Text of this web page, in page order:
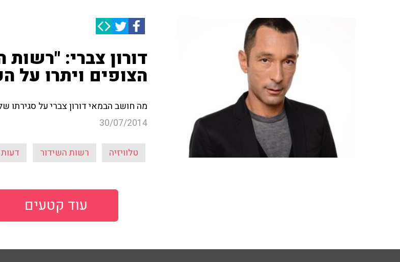
דורון צברי:
הצופים ויתרו על
מה חושב הבמאי דורון צברי על סגירתו
30/07/2014
טלוויזיה רשות השידור דעות
עוד קטעים